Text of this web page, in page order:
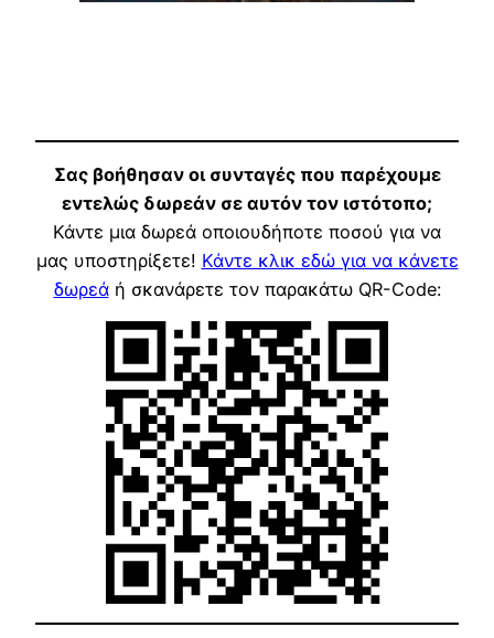
Σας βοήθησαν οι συνταγές που παρέχουμε
εντελώς δωρεάν σε αυτόν τον ιστότοπο;
Κάντε μια δωρεά οποιουδήποτε ποσού για να
μας υποστηρίξετε! Κάντε κλικ εδώ για να κάνετε
δωρεάή σκανάρετε τον παρακάτω QR-Code: